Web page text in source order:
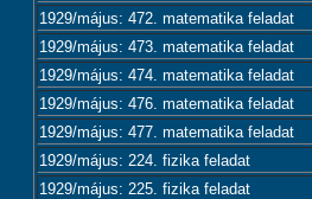
1929/május: 472. matematika feladat
1929/május: 473. matematika feladat
1929/május: 474. matematika feladat
1929/május: 476. matematika feladat
1929/május: 477. matematika feladat
1929/május: 224. fizika feladat
1929/május: 225. fizika feladat